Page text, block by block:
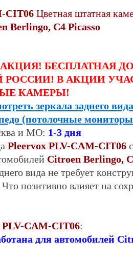
CIT06 Цветная штатная
Berlingo, C4 Picasso
БЕСПЛАТНАЯ
РОССИИ! В АКЦИИ
КАМЕРЫ!
зеркала заднего
(потолочные
и МО: 1-3 дня
Pleervox PLV-CAM-CIT06
Citroen Berlingo,
вида не требует
позитивно влияет на
PLV-CAM-CIT06:
для автомобилей